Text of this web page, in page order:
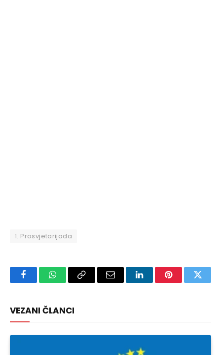
1. Prosvjetarijada
FacebookWhatsAppCopy
Email LinkedInPinterest
VEZANI ČLANCI